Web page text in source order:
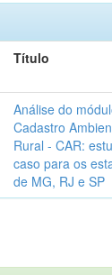
Título
Análise do
Cadastro
Rural - CAR:
caso para os
de MG, RJ e SP